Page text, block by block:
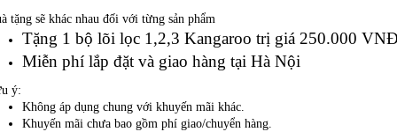
tặng sẽ khác nhau đối với từng sản phẩm
Tặng 1 bộ lõi lọc 1,2,3 Kangaroo trị giá 250.000
Miễn phí lắp đặt và giao hàng tại Hà Nội
ý:
Không áp dụng chung với khuyến mãi khác.
Khuyến mãi chưa bao gồm phí giao/chuyển hàng.